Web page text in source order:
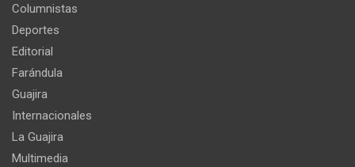
Columnistas
Deportes
Editorial
Farándula
Guajira
Internacionales
La Guajira
Multimedia